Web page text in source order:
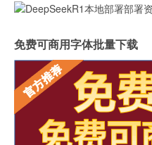
免费可商用字体批量下载